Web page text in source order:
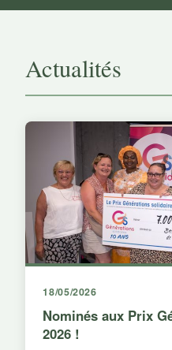
Actualités
18/05/2026
Nominés aux Prix
2026 !